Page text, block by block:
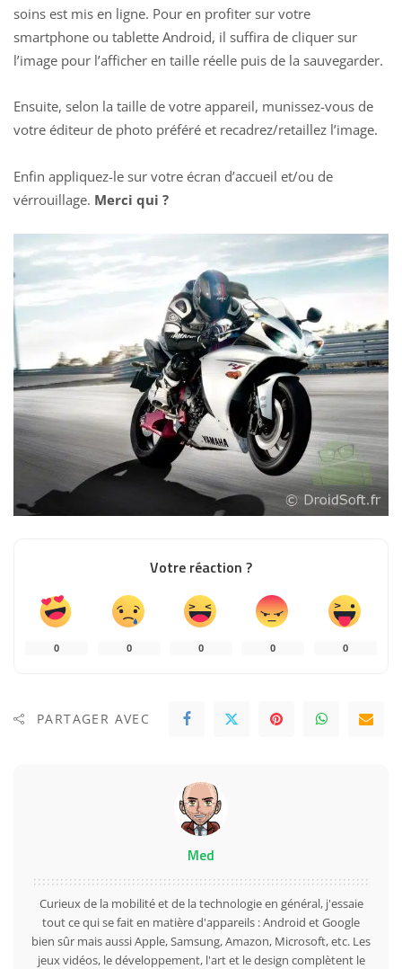
soins est mis en ligne. Pour en profiter sur votre
smartphone ou tablette Android, il suffira de cliquer sur
l’image pour l’afficher en taille réelle puis de la sauvegarder.
Ensuite, selon la taille de votre appareil, munissez-vous de
votre éditeur de photo préféré et recadrez/retaillez l’image.
Enfin appliquez-le sur votre écran d’accueil et/ou de
vérrouillage. Merci qui ?
Votre réaction ?
0 0 0 0 0
PARTAGER AVEC
Med
Curieux de la mobilité et de la technologie en général, j'essaie
tout ce qui se fait en matière d'appareils : Android et Google
bien sûr mais aussi Apple, Samsung, Amazon, Microsoft, etc. Les
jeux vidéos, le développement, l'art et le design complètent le